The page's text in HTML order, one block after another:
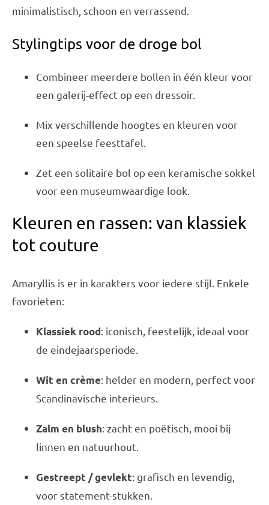
minimalistisch, schoon en verrassend.
Stylingtips voor de droge bol
Combineer meerdere bollen in één kleur voor
een galerij-effect op een dressoir.
Mix verschillende hoogtes en kleuren voor
een speelse feesttafel.
Zet een solitaire bol op een keramische sokkel
voor een museumwaardige look.
Kleuren en rassen: van klassiek
tot couture
Amaryllis is er in karakters voor iedere stijl. Enkele
favorieten:
Klassiek rood: iconisch, feestelijk, ideaal voor
de eindejaarsperiode.
Wit en crème: helder en modern, perfect voor
Scandinavische interieurs.
Zalm en blush: zacht en poëtisch, mooi bij
linnen en natuurhout.
Gestreept / gevlekt: grafisch en levendig,
voor statement-stukken.